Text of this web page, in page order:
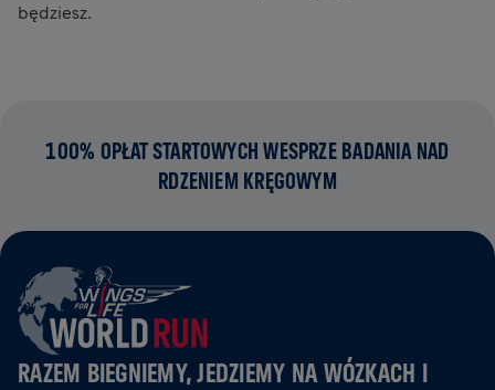
będziesz.
100% OPŁAT STARTOWYCH WESPRZE BADANIA NAD
RDZENIEM KRĘGOWYM
RAZEM BIEGNIEMY, JEDZIEMY NA WÓZKACH I